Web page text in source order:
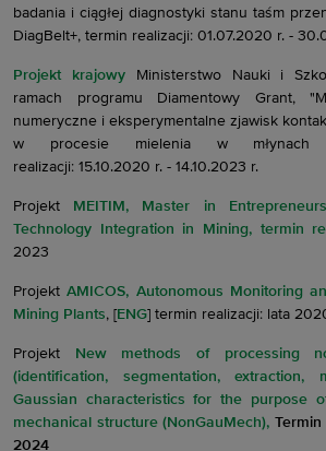
badania i ciągłej diagnostyki stanu taśm
DiagBelt+, termin realizacji: 01.07.2020 r. -
Projekt krajowyMinisterstwo Nauki i
ramach programu Diamentowy Grant,
numeryczne i eksperymentalne zjawisk
w procesie mielenia w młynach
realizacji: 15.10.2020 r. - 14.10.2023 r.
Projekt
MEITIM, Master in
Technology Integration in Mining, termin
2023
ProjektAMICOS, Autonomous Monitoring
Mining Plants, [ENG] termin realizacji: lata
Projekt
New methods of processing
(identification, segmentation, extraction,
Gaussian characteristics for the purpose
mechanical structure (NonGauMech),
2024